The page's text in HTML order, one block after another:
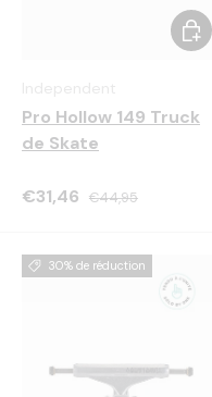
Pro Hollow 149 Truck
de Skate
€31,46 €44,95
30% de réduction